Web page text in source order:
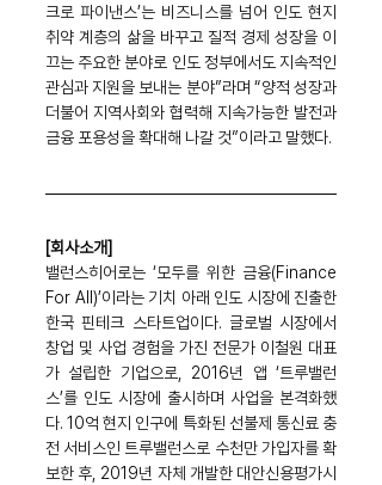
크로 파이낸스’는 비즈니스를 넘어 인도 현지
취약 계층의 삶을 바꾸고 질적 경제 성장을 이
끄는 주요한 분야로 인도 정부에서도 지속적인
관심과 지원을 보내는 분야”라며 “양적 성장과
더불어 지역사회와 협력해 지속가능한 발전과
금융 포용성을 확대해 나갈 것”이라고 말했다.
[회사소개]
밸런스히어로는 ‘모두를 위한 금융(Finance
For All)’이라는 기치 아래 인도 시장에 진출한
한국 핀테크 스타트업이다. 글로벌 시장에서
창업 및 사업 경험을 가진 전문가 이철원 대표
가 설립한 기업으로, 2016년 앱 ‘트루밸런
스’를 인도 시장에 출시하며 사업을 본격화했
다. 10억 현지 인구에 특화된 선불제 통신료 충
전 서비스인 트루밸런스로 수천만 가입자를 확
보한 후, 2019년 자체 개발한 대안신용평가시